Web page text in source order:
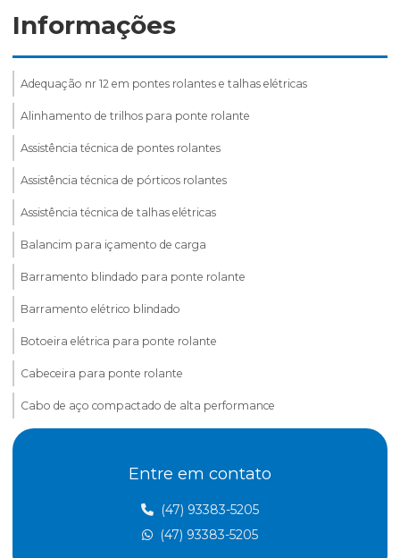
Informações
Adequação nr 12 em pontes rolantes e talhas elétricas
Alinhamento de trilhos para ponte rolante
Assistência técnica de pontes rolantes
Assistência técnica de pórticos rolantes
Assistência técnica de talhas elétricas
Balancim para içamento de carga
Barramento blindado para ponte rolante
Barramento elétrico blindado
Botoeira elétrica para ponte rolante
Cabeceira para ponte rolante
Cabo de aço compactado de alta performance
Cabo de aço para elevadores
Cabo de aço para içamento de carga
Cabo de aço para movimentação de carga
Entre em contato
(47) 93383-5205
(47) 93383-5205